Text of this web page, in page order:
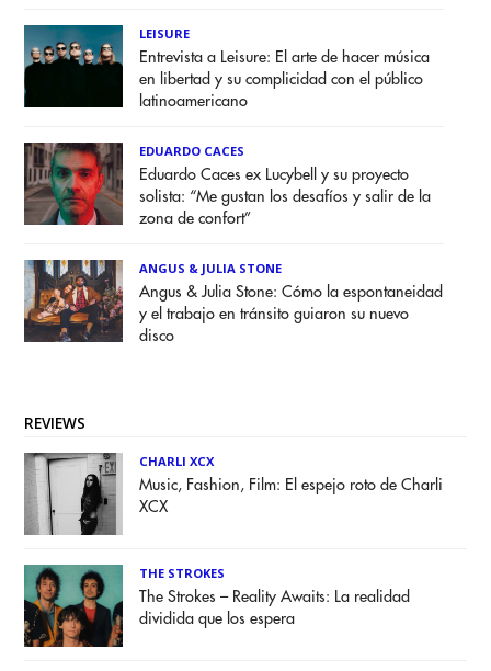
LEISURE
Entrevista a Leisure: El arte de hacer música
en libertad y su complicidad con el público
latinoamericano
EDUARDO CACES
Eduardo Caces ex Lucybell y su proyecto
solista: “Me gustan los desafíos y salir de la
zona de confort”
ANGUS & JULIA STONE
Angus & Julia Stone: Cómo la espontaneidad
y el trabajo en tránsito guiaron su nuevo
disco
REVIEWS
CHARLI XCX
Music, Fashion, Film: El espejo roto de Charli
XCX
THE STROKES
The Strokes – Reality Awaits: La realidad
dividida que los espera